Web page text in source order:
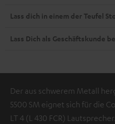
Lass dich in einem der Teufel
Lass Dich als Geschäftskunde
Der aus schwerem Metall
5500 SM eignet sich für die
LT 4 (L 430 FCR)